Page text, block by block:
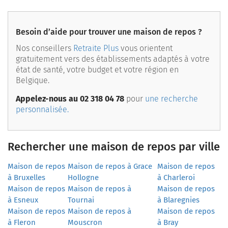
Besoin d’aide pour trouver une maison de repos ?
Nos conseillers Retraite Plus vous orientent
gratuitement vers des établissements adaptés à votre
état de santé, votre budget et votre région en
Belgique.
Appelez-nous au 02 318 04 78 pour une recherche
personnalisée.
Rechercher une maison de repos par ville
Maison de repos
à Bruxelles
Maison de repos à Grace
Hollogne
Maison de repos
à Charleroi
Maison de repos
à Esneux
Maison de repos à
Tournai
Maison de repos
à Blaregnies
Maison de repos
à Fleron
Maison de repos à
Mouscron
Maison de repos
à Bray